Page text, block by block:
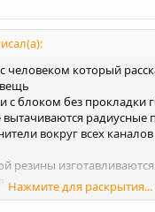
человеком который
с блоком без прокладки
радиусные
вокруг всех
резины
выдува прокладки
Нажмите для раскрытия...